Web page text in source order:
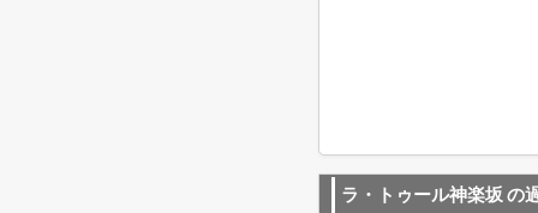
ラ・トゥール神楽坂 の